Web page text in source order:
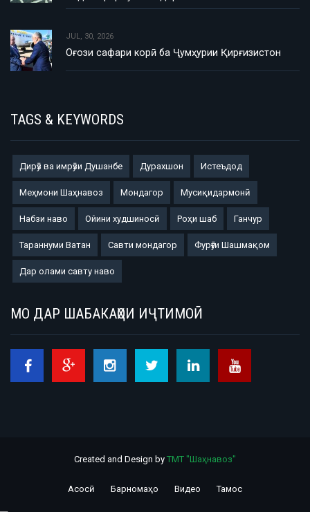
JUL, 30, 2026
Оғози сафари корӣ ба Ҷумҳурии Қирғизистон
TAGS & KEYWORDS
Дирӯз ва имрӯзи Душанбе Дурахшон Истеъдод
Меҳмони Шаҳнавоз Мондагор Мусиқидармонӣ
Набзи наво Ойини худшиносӣ Роҳи шаб Ганчур
Тараннуми Ватан Савти мондагор Фурӯғи Шашмақом
Дар олами савту наво
МО ДАР ШАБАКАҲОИ ИҶТИМОӢ
Created and Design by ТМТ "Шаҳнавоз"
Асосӣ Барномаҳо Видео Тамос